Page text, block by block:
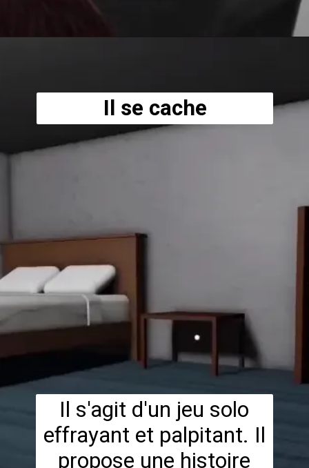
Il se cache
Il s'agit d'un jeu solo
effrayant et palpitant. Il
propose une histoire